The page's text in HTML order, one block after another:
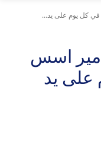
كل يوم على يد...
اسس
على يد